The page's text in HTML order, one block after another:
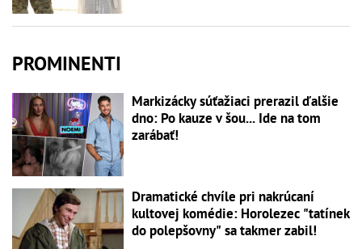
PROMINENTI
Markizácky súťažiaci prerazil ďalšie
dno: Po kauze v šou... Ide na tom
zarábať!
Dramatické chvíle pri nakrúcaní
kultovej komédie: Horolezec "tatínek
do polepšovny" sa takmer zabil!